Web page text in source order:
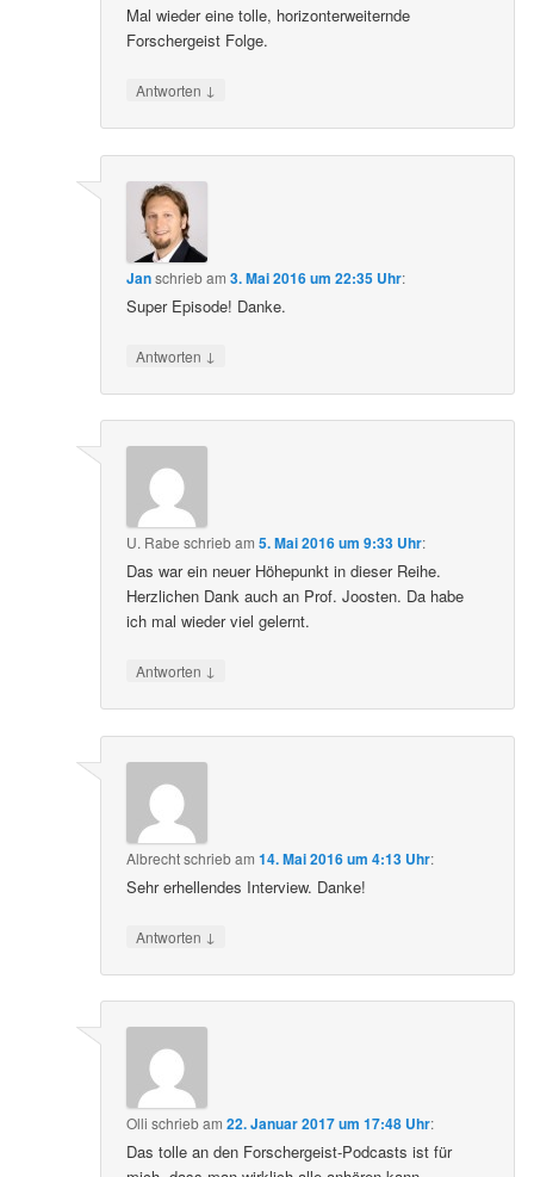
Mal wieder eine tolle, horizonterweiternde
Forschergeist Folge.
Antworten ↓
Janschriebam3. Mai 2016 um 22:35 Uhr:
Super Episode! Danke.
Antworten ↓
U. Rabe schriebam5. Mai 2016 um 9:33 Uhr:
Das war ein neuer Höhepunkt in dieser Reihe.
Herzlichen Dank auch an Prof. Joosten. Da habe
ich mal wieder viel gelernt.
Antworten ↓
Albrechtschriebam14. Mai 2016 um 4:13 Uhr:
Sehr erhellendes Interview. Danke!
Antworten ↓
Olli schriebam22. Januar 2017 um 17:48 Uhr:
Das tolle an den Forschergeist-Podcasts ist für